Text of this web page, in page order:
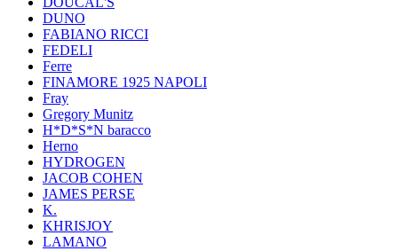
DUNO
FABIANO RICCI
FEDELI
Ferre
FINAMORE 1925 NAPOLI
Fray
Gregory Munitz
H*D*S*N baracco
Herno
HYDROGEN
JACOB COHEN
JAMES PERSE
K.
KHRISJOY
LAMANO